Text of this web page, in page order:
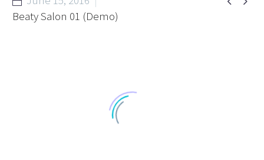
Beaty Salon 01 (Demo)